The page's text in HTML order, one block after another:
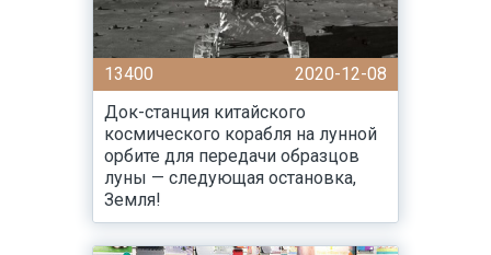
13400
2020-12-08
Док-станция китайского
космического корабля на лунной
орбите для передачи образцов
луны — следующая остановка,
Земля!